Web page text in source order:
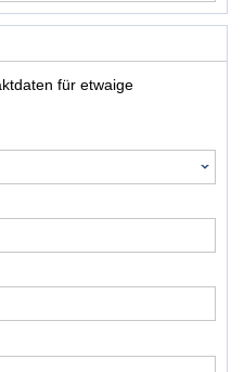
für etwaige